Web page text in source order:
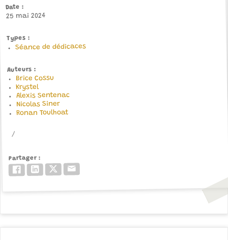
Date
25 mai 2024
Types
Séance de dédicaces
Auteurs
Brice Cossu
Krystel
Alexis Sentenac
Nicolas Siner
Ronan Toulhoat
Partager
FacebookLinkedInTwitter/X